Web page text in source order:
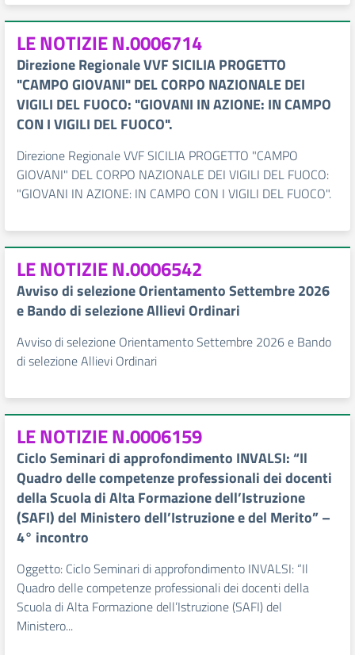
LE NOTIZIE N.0006714
Direzione Regionale VVF SICILIA PROGETTO
"CAMPO GIOVANI" DEL CORPO NAZIONALE DEI
VIGILI DEL FUOCO: "GIOVANI IN AZIONE: IN CAMPO
CON I VIGILI DEL FUOCO".
Direzione Regionale VVF SICILIA PROGETTO "CAMPO
GIOVANI" DEL CORPO NAZIONALE DEI VIGILI DEL FUOCO:
"GIOVANI IN AZIONE: IN CAMPO CON I VIGILI DEL FUOCO".
LE NOTIZIE N.0006542
Avviso di selezione Orientamento Settembre 2026
e Bando di selezione Allievi Ordinari
Avviso di selezione Orientamento Settembre 2026 e Bando
di selezione Allievi Ordinari
LE NOTIZIE N.0006159
Ciclo Seminari di approfondimento INVALSI: “Il
Quadro delle competenze professionali dei docenti
della Scuola di Alta Formazione dell’Istruzione
(SAFI) del Ministero dell’Istruzione e del Merito” –
4° incontro
Oggetto: Ciclo Seminari di approfondimento INVALSI: “Il
Quadro delle competenze professionali dei docenti della
Scuola di Alta Formazione dell’Istruzione (SAFI) del
Ministero...